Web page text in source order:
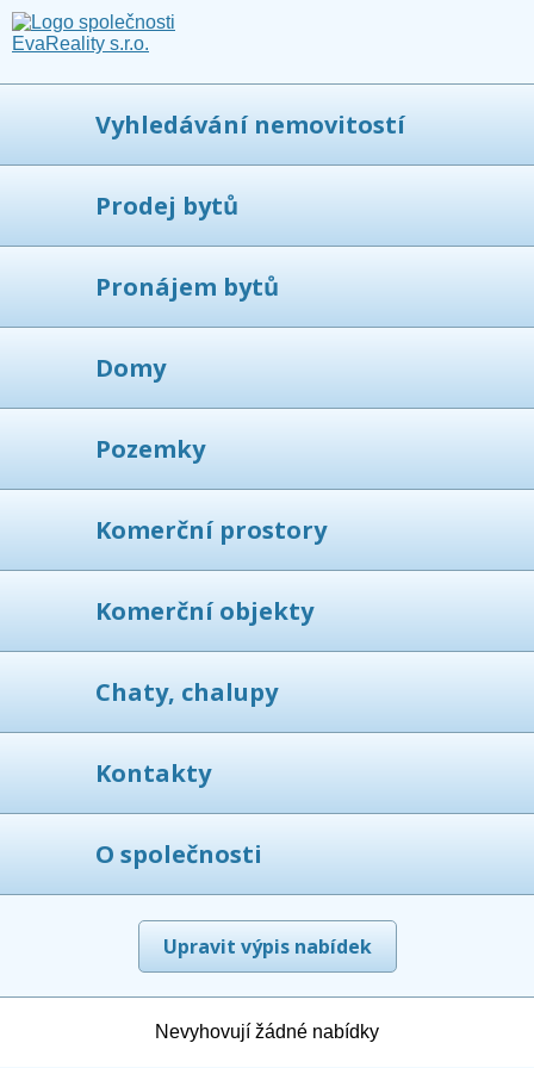
Vyhledávání nemovitostí
Prodej bytů
Pronájem bytů
Domy
Pozemky
Komerční prostory
Komerční objekty
Chaty, chalupy
Kontakty
O společnosti
Upravit výpis nabídek
Nevyhovují žádné nabídky